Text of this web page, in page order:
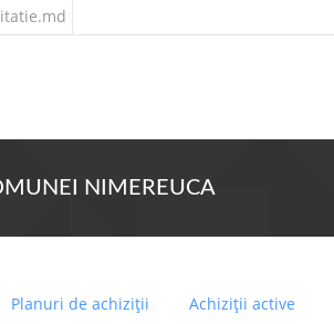
NIMEREUCA
Planuri de achiziții Achiziții active